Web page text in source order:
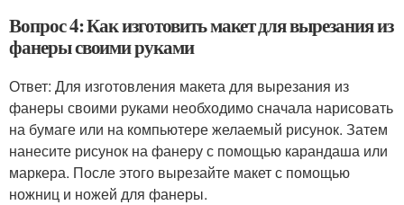
Вопрос 4: Как изготовить макет для вырезания из
фанеры своими руками
Ответ: Для изготовления макета для вырезания из
фанеры своими руками необходимо сначала нарисовать
на бумаге или на компьютере желаемый рисунок. Затем
нанесите рисунок на фанеру с помощью карандаша или
маркера. После этого вырезайте макет с помощью
ножниц и ножей для фанеры.